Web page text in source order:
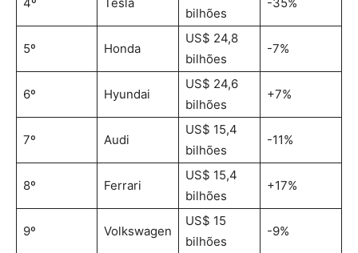
bilhões
5º Honda
US$ 24,8
bilhões
-7%
6º Hyundai
US$ 24,6
bilhões
+7%
7º Audi
US$ 15,4
bilhões
-11%
8º Ferrari
US$ 15,4
bilhões
+17%
9º Volkswagen
US$ 15
bilhões
-9%